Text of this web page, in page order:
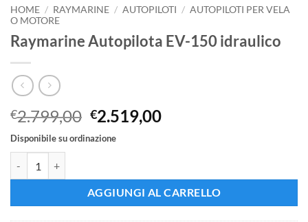
HOME / RAYMARINE / AUTOPILOTI / AUTOPILOTI PER VELA
O MOTORE
Raymarine Autopilota EV-150 idraulico
€2.799,00 Il
prezzo
originale
€2.799,00.
€2.519,00Il
€2.519,00.
Disponibile su ordinazione
AGGIUNGI AL CARRELLO